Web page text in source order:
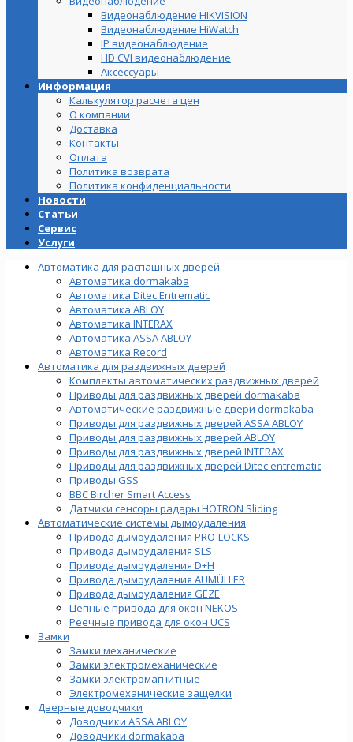
Видеонаблюдение HIKVISION
Видеонаблюдение HiWatch
IP видеонаблюдение
HD CVI видеонаблюдение
Аксессуары
Информация
Калькулятор расчета цен
О компании
Доставка
Контакты
Оплата
Политика возврата
Политика конфиденциальности
Новости
Статьи
Сервис
Услуги
Автоматика для распашных дверей
Автоматика dormakaba
Автоматика Ditec Entrematic
Автоматика ABLOY
Автоматика INTERAX
Автоматика ASSA ABLOY
Автоматика Record
Автоматика для раздвижных дверей
Комплекты автоматических раздвижных дверей
Приводы для раздвижных дверей dormakaba
Автоматические раздвижные двери dormakaba
Приводы для раздвижных дверей ASSA ABLOY
Приводы для раздвижных дверей ABLOY
Приводы для раздвижных дверей INTERAX
Приводы для раздвижных дверей Ditec entrematic
Приводы GSS
BBC Bircher Smart Access
Датчики сенсоры радары HOTRON Sliding
Автоматические системы дымоудаления
Привода дымоудаления PRO-LOCKS
Привода дымоудаления SLS
Привода дымоудаления D+H
Привода дымоудаления AUMÜLLER
Привода дымоудаления GEZE
Цепные привода для окон NEKOS
Реечные привода для окон UСS
Замки
Замки механические
Замки электромеханические
Замки электромагнитные
Электромеханические защелки
Дверные доводчики
Доводчики ASSA ABLOY
Доводчики dormakaba